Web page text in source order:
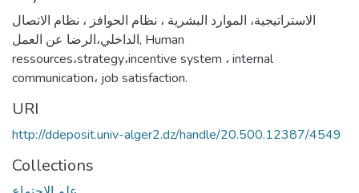
الاستراتيجية، الموارد البشرية ، نظام الحوافز ، نظام الاتصال
الداخلي،الرضا عن العمل, Human
ressources،strategy،incentive system ، internal
communication، job satisfaction.
URI
http://ddeposit.univ-alger2.dz/handle/20.500.12387/4549
Collections